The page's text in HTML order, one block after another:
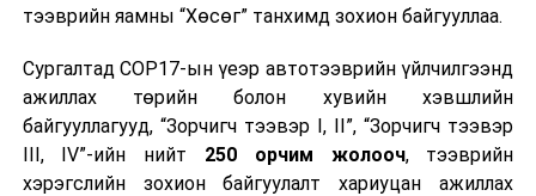
тээврийн яамны “Хөсөг” танхимд зохион байгууллаа.
Сургалтад COP17-ын үеэр автотээврийн үйлчилгээнд
ажиллах төрийн болон хувийн хэвшлийн
байгууллагууд, “Зорчигч тээвэр I, II”, “Зорчигч тээвэр
III, IV”-ийн нийт 250 орчим жолооч, тээврийн
хэрэгслийн зохион байгуулалт хариуцан ажиллах